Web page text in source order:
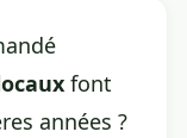
font
années ?